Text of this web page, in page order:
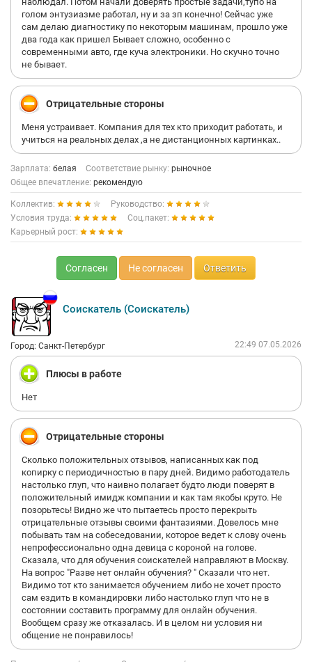
голом энтузиазме работал, ну и за зп конечно! Сейчас уже
сам делаю диагностику по некоторым машинам, прошло уже
два года как пришел Бывает сложно, особенно с
современными авто, где куча электроники. Но скучно точно
не бывает.
Отрицательные стороны
Меня устраивает. Компания для тех кто приходит работать, и
учиться на реальных делах ,а не дистанционных картинках..
Зарплата: белая Соответствие рынку: рыночное
Общее впечатление: рекомендую
Коллектив:
Руководство:
Условия труда:
Соц.пакет:
Карьерный рост:
Согласен Не согласен Ответить
Соискатель (Соискатель)
Город: Санкт-Петербург 22:49 07.05.2026
Плюсы в работе
Нет
Отрицательные стороны
Сколько положительных отзывов, написанных как под
копирку с периодичностью в пару дней. Видимо работодатель
настолько глуп, что наивно полагает будто люди поверят в
положительный имидж компании и как там якобы круто. Не
позорьтесь! Видно же что пытаетесь просто перекрыть
отрицательные отзывы своими фантазиями. Довелось мне
побывать там на собеседовании, которое ведет к слову очень
непрофессионально одна девица с короной на голове.
Сказала, что для обучения соискателей направляют в Москву.
На вопрос "Разве нет онлайн обучения? " Сказали что нет.
Видимо тот кто занимается обучением либо не хочет просто
сам ездить в командировки либо настолько глуп что не в
состоянии составить программу для онлайн обучения.
Вообщем сразу же отказалась. И в целом ни условия ни
общение не понравилось!